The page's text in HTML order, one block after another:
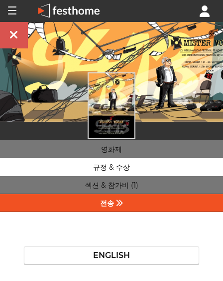
영화제
규정 & 수상
섹션 & 참가비 (1)
전송
ENGLISH